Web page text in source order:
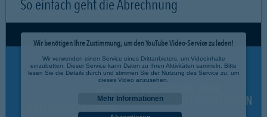
So einfach geht die Abrechnung
Wir benötigen Ihre Zustimmung, um den YouTube Video-Service zu laden!
Wir verwenden einen Service eines Drittanbieters, um Videoinhalte
einzubetten. Dieser Service kann Daten zu Ihren Aktivitäten sammeln. Bitte
lesen Sie die Details durch und stimmen Sie der Nutzung des Service zu, um
dieses Video anzusehen.
Mehr Informationen